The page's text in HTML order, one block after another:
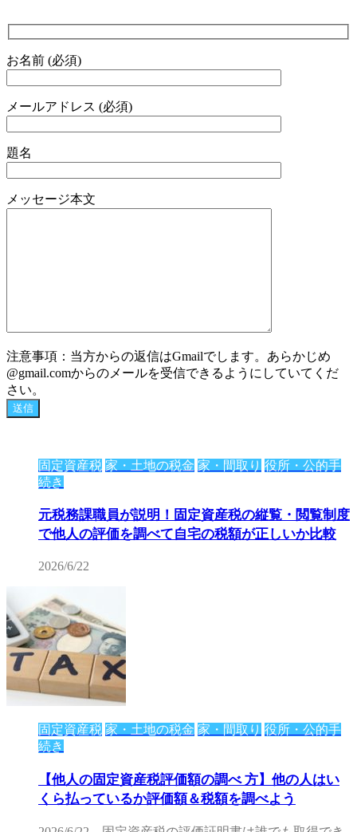
お名前 (必須)
メールアドレス (必須)
題名
メッセージ本文
注意事項：当方からの返信はGmailでします。あらかじめ
@gmail.comからのメールを受信できるようにしていてくだ
さい。
固定資産税 家・土地の税金 家・間取り 役所・公的手
続き
元税務課職員が説明！固定資産税の縦覧・閲覧制度
で他人の評価を調べて自宅の税額が正しいか比較
2026/6/22
固定資産税 家・土地の税金 家・間取り 役所・公的手
続き
【他人の固定資産税評価額の調べ 方】他の人はい
くら払っているか評価額＆税額を調べよう